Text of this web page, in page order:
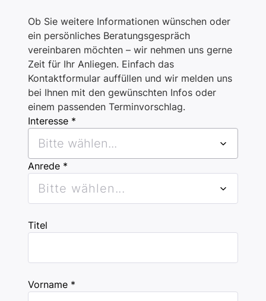
Ob Sie weitere Informationen wünschen oder
ein persönliches Beratungsgespräch
vereinbaren möchten – wir nehmen uns gerne
Zeit für Ihr Anliegen. Einfach das
Kontaktformular auffüllen und wir melden uns
bei Ihnen mit den gewünschten Infos oder
einem passenden Terminvorschlag.
Interesse *
Bitte wählen...
Anrede *
Bitte wählen...
Titel
Vorname *